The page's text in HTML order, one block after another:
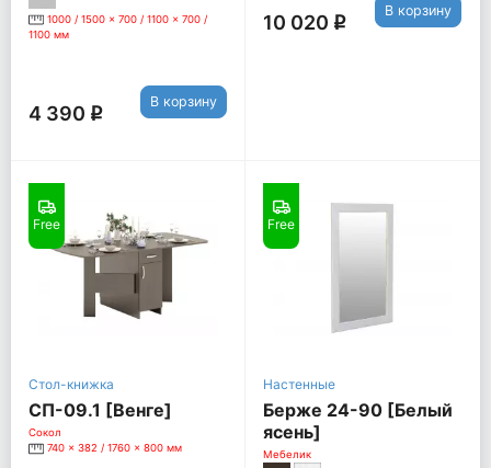
1000 / 1500 x 700 / 1100 x 700 /
1100 мм
4 390 q
В корзину
10 020 q
В корзину
Free
Стол-книжка
СП-09.1 [Венге]
Сокол
740 x 382 / 1760 x 800 мм
Free
Настенные
Берже 24-90 [Белый
ясень]
Мебелик